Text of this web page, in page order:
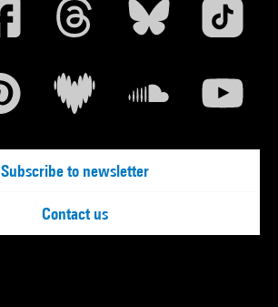
Subscribe to newsletter
Contact us